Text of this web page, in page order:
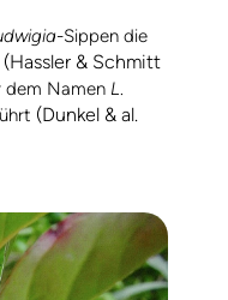
-Sippen die
(Hassler & Schmitt
dem Namen L.
(Dunkel & al.